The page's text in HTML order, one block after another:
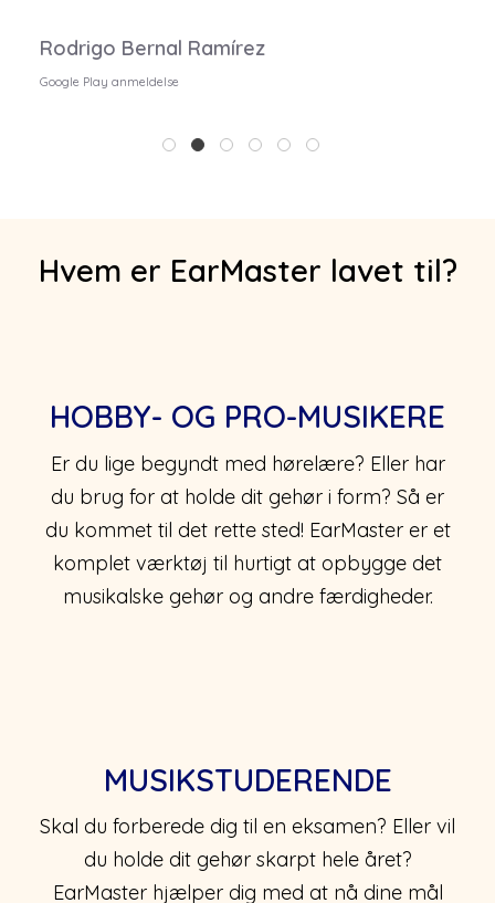
Rodrigo Bernal Ramírez
Google Play anmeldelse
1 2 3 4 5 6
Hvem er EarMaster lavet til?
HOBBY- OG PRO-MUSIKERE
Er du lige begyndt med hørelære? Eller har
du brug for at holde dit gehør i form? Så er
du kommet til det rette sted! EarMaster er et
komplet værktøj til hurtigt at opbygge det
musikalske gehør og andre færdigheder.
MUSIKSTUDERENDE
Skal du forberede dig til en eksamen? Eller vil
du holde dit gehør skarpt hele året?
EarMaster hjælper dig med at nå dine mål